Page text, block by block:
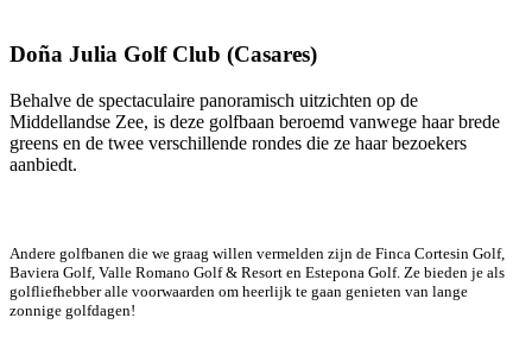
Doña Julia Golf Club (Casares)
Behalve de spectaculaire panoramisch uitzichten op de
Middellandse Zee, is deze golfbaan beroemd vanwege haar brede
greens en de twee verschillende rondes die ze haar bezoekers
aanbiedt.
Andere golfbanen die we graag willen vermelden zijn de Finca Cortesin Golf,
Baviera Golf, Valle Romano Golf & Resort en Estepona Golf. Ze bieden je als
golfliefhebber alle voorwaarden om heerlijk te gaan genieten van lange
zonnige golfdagen!